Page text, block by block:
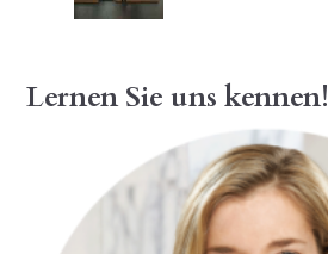
Lernen Sie uns kennen!